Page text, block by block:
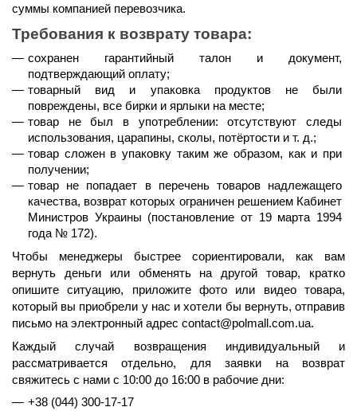
суммы компанией перевозчика.
Требования к возврату товара:
сохранен гарантийный талон и документ,
подтверждающий оплату;
товарный вид и упаковка продуктов не были
повреждены, все бирки и ярлыки на месте;
товар не был в употреблении: отсутствуют следы
использования, царапины, сколы, потёртости и т. д.;
товар сложен в упаковку таким же образом, как и при
получении;
товар не попадает в перечень товаров надлежащего
качества, возврат которых ограничен решением Кабинет
Министров Украины (постановление от 19 марта 1994
года № 172).
Чтобы менеджеры быстрее сориентировали, как вам
вернуть деньги или обменять на другой товар, кратко
опишите ситуацию, приложите фото или видео товара,
который вы приобрели у нас и хотели бы вернуть, отправив
письмо на электронный адрес contact@polmall.com.ua.
Каждый случай возвращения индивидуальный и
рассматривается отдельно, для заявки на возврат
свяжитесь с нами с 10:00 до 16:00 в рабочие дни:
+38 (044) 300-17-17